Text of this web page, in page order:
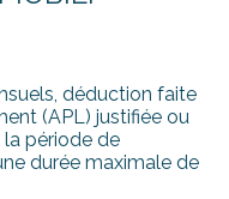
déduction faite
(APL) justifiée ou
période de
durée maximale de